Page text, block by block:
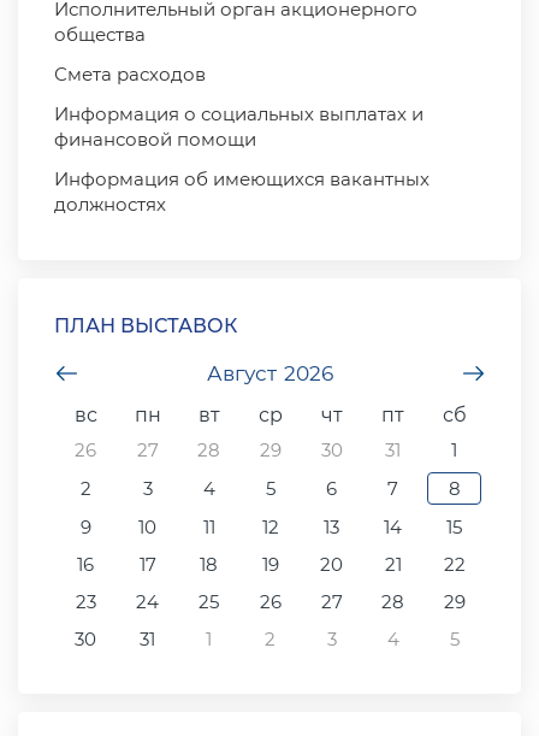
Исполнительный орган акционерного
общества
Смета расходов
Информация о социальных выплатах и ​​
финансовой помощи
Информация об имеющихся вакантных
должностях
ПЛАН ВЫСТАВОК
Август 2026
вс
пн вт ср чт пт
сб
26
27 28 29 30 31
1
2
3 4 5 6 7
8
9
10 11 12 13 14
15
16
17 18 19 20 21
22
23
24 25 26 27 28
29
30
31 1 2 3 4 5